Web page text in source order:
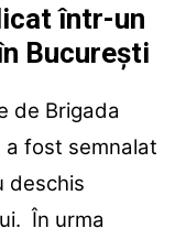
într-un
București
de Brigada
a fost semnalat
deschis
În urma